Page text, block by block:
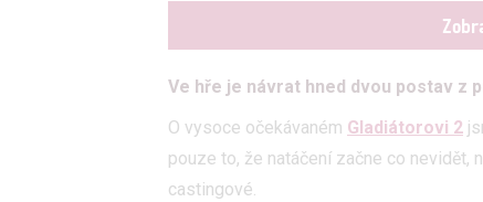
Ve hře je návrat hned dvou postav z
O vysoce očekávaném Gladiátorovi 2
pouze to, že natáčení začne co nevidět,
castingové.